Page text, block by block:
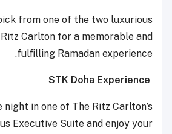
from one of the two luxurious
Carlton for a memorable and
fulfilling Ramadan experience.
STK Doha Experience
night in one of The Ritz Carlton’s
Executive Suite and enjoy your